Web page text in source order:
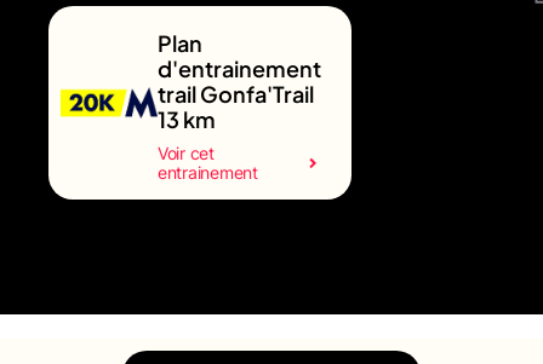
Plan
d'entrainement
trail Gonfa'Trail
13 km
Voir cet
entrainement